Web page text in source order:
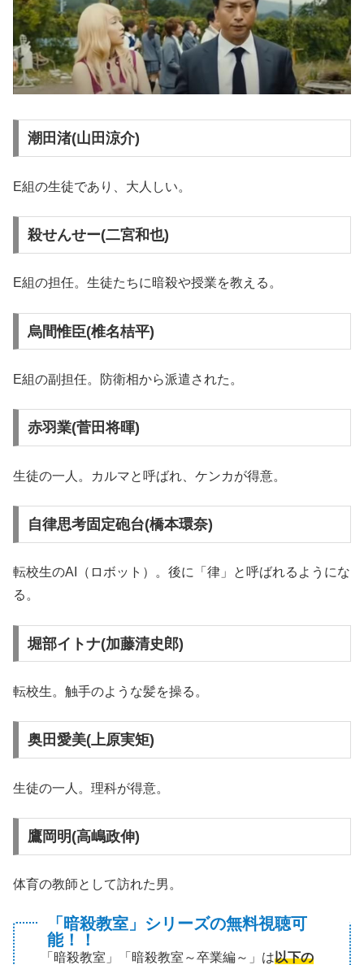
潮田渚(山田涼介)
E組の生徒であり、大人しい。
殺せんせー(二宮和也)
E組の担任。生徒たちに暗殺や授業を教える。
烏間惟臣(椎名桔平)
E組の副担任。防衛相から派遣された。
赤羽業(菅田将暉)
生徒の一人。カルマと呼ばれ、ケンカが得意。
自律思考固定砲台(橋本環奈)
転校生のAI（ロボット）。後に「律」と呼ばれるようにな
る。
堀部イトナ(加藤清史郎)
転校生。触手のような髪を操る。
奥田愛美(上原実矩)
生徒の一人。理科が得意。
鷹岡明(高嶋政伸)
体育の教師として訪れた男。
「暗殺教室」シリーズの無料視聴可
能！！
「暗殺教室」「暗殺教室～卒業編～」は以下の